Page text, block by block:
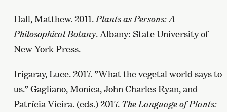
Hall, Matthew. 2011. Plants as Persons: A
Philosophical Botany. Albany: State University of
New York Press.
Irigaray, Luce. 2017. ”What the vegetal world says to
us.” Gagliano, Monica, John Charles Ryan, and
Patrícia Vieira. (eds.) 2017. The Language of Plants: